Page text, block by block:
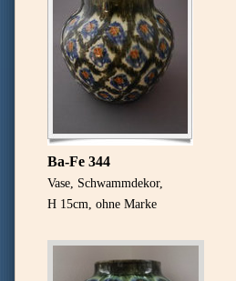
Ba-Fe 344
Vase, Schwammdekor,
H 15cm, ohne Marke